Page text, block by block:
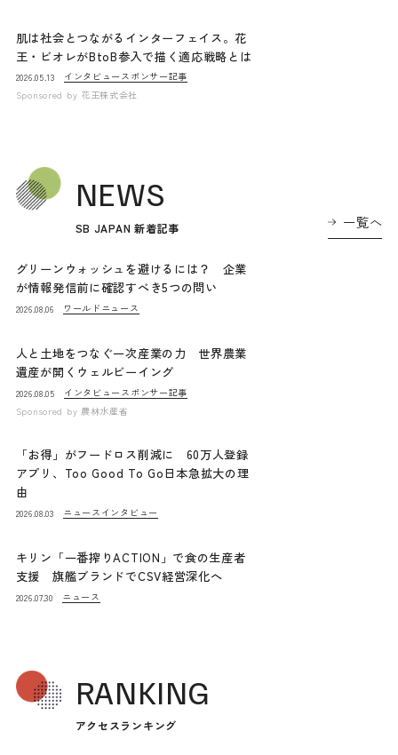
肌は社会とつながるインターフェイス。花
王・ビオレがBtoB参入で描く適応戦略とは
2026.05.13 インタビュー スポンサー記事
Sponsored by 花王株式会社
NEWS
SB JAPAN 新着記事 一覧へ
グリーンウォッシュを避けるには？ 企業
が情報発信前に確認すべき5つの問い
2026.08.06 ワールドニュース
人と土地をつなぐ一次産業の力 世界農業
遺産が開くウェルビーイング
2026.08.05 インタビュー スポンサー記事
Sponsored by 農林水産省
「お得」がフードロス削減に 60万人登録
アプリ、Too Good To Go日本急拡大の理
由
2026.08.03 ニュース インタビュー
キリン「一番搾りACTION」で食の生産者
支援 旗艦ブランドでCSV経営深化へ
2026.07.30 ニュース
RANKING
アクセスランキング